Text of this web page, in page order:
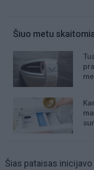
Šiuo metu
Šias pataisas